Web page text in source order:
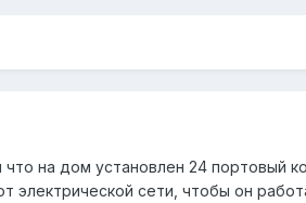
на дом установлен 24 портовый
электрической сети, чтобы он